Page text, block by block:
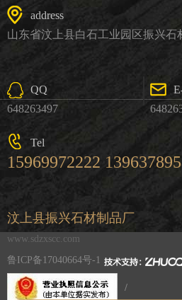
address
山东省汶上县白石工业园区振兴石
QQ
648263497
Tel
15969972222
汶上县振兴石材制品厂
www.sdzxscc.com
鲁ICP备17040664号-1
/